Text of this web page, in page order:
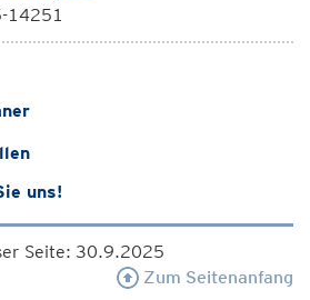
14251
uns!
Seite: 30.9.2025
Zum Seitenanfang